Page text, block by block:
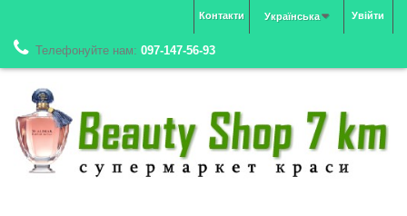
Увійти
Українська
Контакти
Телефонуйте нам: 097-147-56-93